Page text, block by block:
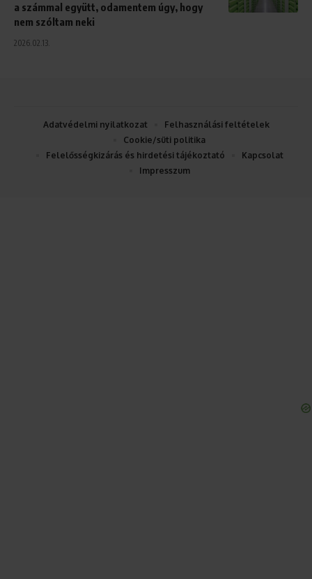
a számmal együtt, odamentem úgy, hogy
nem szóltam neki
2026.02.13.
Adatvédelmi nyilatkozat
Felhasználási feltételek
Cookie/süti politika
Felelősségkizárás és hirdetési tájékoztató
Kapcsolat
Impresszum